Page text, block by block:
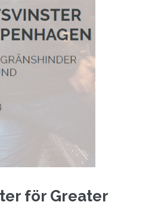
för Greater